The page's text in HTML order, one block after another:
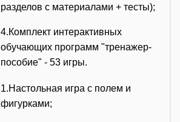
разделов с материалами + тесты);
4.Комплект интерактивных
обучающих программ "тренажер-
пособие" - 53 игры.
1.Настольная игра с полем и
фигурками;